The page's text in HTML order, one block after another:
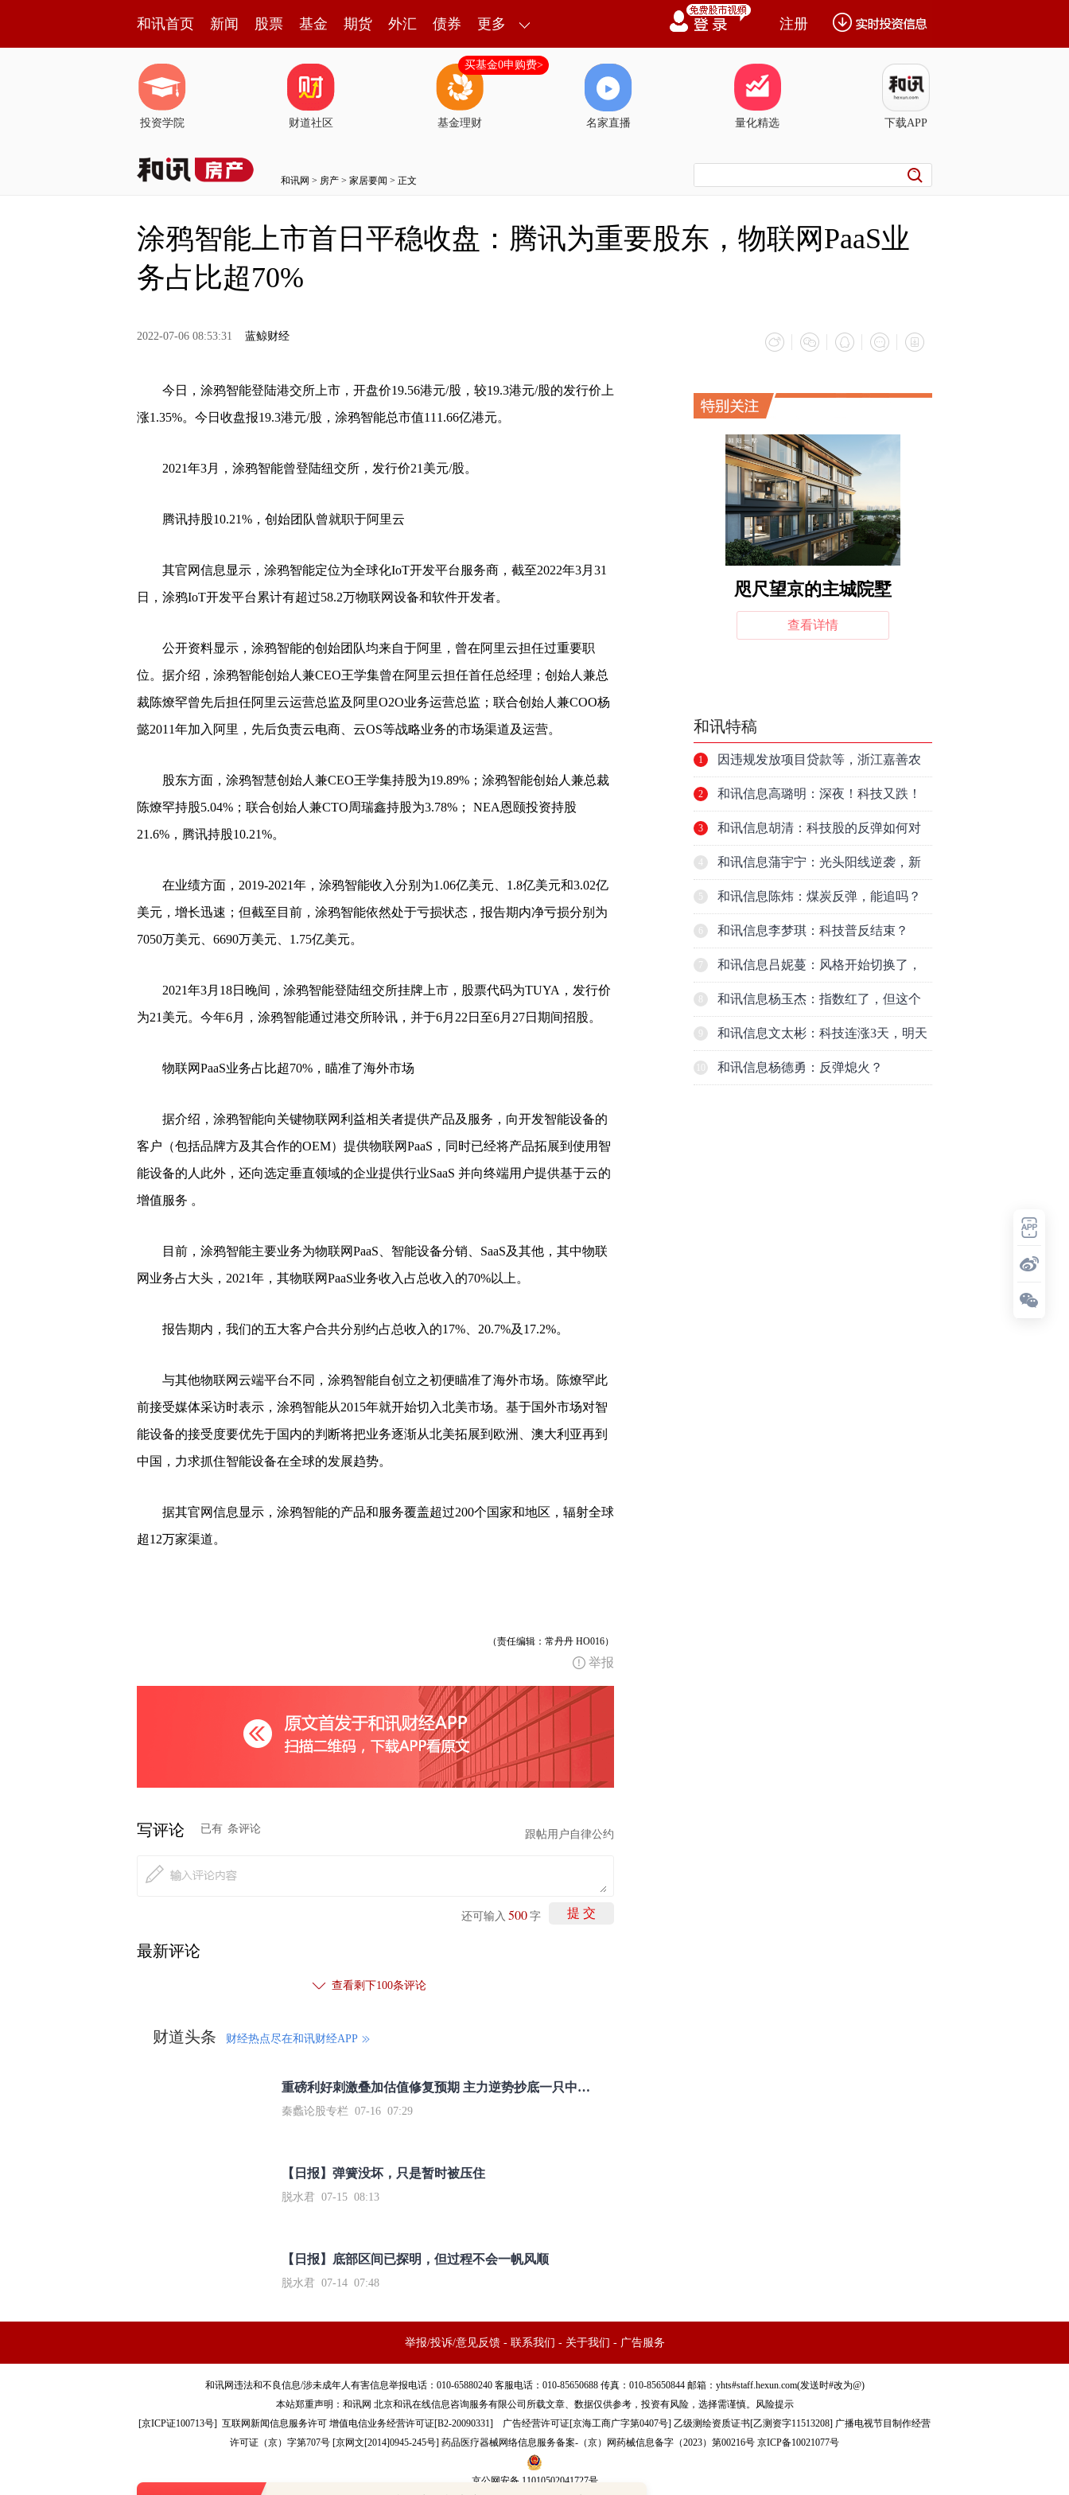
和讯首页 新闻 股票 基金 期货 外汇 债券 更多 注册
投资学院 财道社区 基金理财
买基金0申购费>
名家直播 量化精选 下载APP
和讯网 > 房产 > 家居要闻 > 正文
涂鸦智能上市首日平稳收盘：腾讯为重要股东，物联网PaaS业
务占比超70%
2022-07-06 08:53:31 蓝鲸财经
今日，涂鸦智能登陆港交所上市，开盘价19.56港元/股，较19.3港元/股的发行价上
涨1.35%。今日收盘报19.3港元/股，涂鸦智能总市值111.66亿港元。
2021年3月，涂鸦智能曾登陆纽交所，发行价21美元/股。
腾讯持股10.21%，创始团队曾就职于阿里云
其官网信息显示，涂鸦智能定位为全球化IoT开发平台服务商，截至2022年3月31
日，涂鸦IoT开发平台累计有超过58.2万物联网设备和软件开发者。
公开资料显示，涂鸦智能的创始团队均来自于阿里，曾在阿里云担任过重要职
位。据介绍，涂鸦智能创始人兼CEO王学集曾在阿里云担任首任总经理；创始人兼总
裁陈燎罕曾先后担任阿里云运营总监及阿里O2O业务运营总监；联合创始人兼COO杨
懿2011年加入阿里，先后负责云电商、云OS等战略业务的市场渠道及运营。
股东方面，涂鸦智慧创始人兼CEO王学集持股为19.89%；涂鸦智能创始人兼总裁
陈燎罕持股5.04%；联合创始人兼CTO周瑞鑫持股为3.78%； NEA恩颐投资持股
21.6%，腾讯持股10.21%。
在业绩方面，2019-2021年，涂鸦智能收入分别为1.06亿美元、1.8亿美元和3.02亿
美元，增长迅速；但截至目前，涂鸦智能依然处于亏损状态，报告期内净亏损分别为
7050万美元、6690万美元、1.75亿美元。
2021年3月18日晚间，涂鸦智能登陆纽交所挂牌上市，股票代码为TUYA，发行价
为21美元。今年6月，涂鸦智能通过港交所聆讯，并于6月22日至6月27日期间招股。
物联网PaaS业务占比超70%，瞄准了海外市场
据介绍，涂鸦智能向关键物联网利益相关者提供产品及服务，向开发智能设备的
客户（包括品牌方及其合作的OEM）提供物联网PaaS，同时已经将产品拓展到使用智
能设备的人此外，还向选定垂直领域的企业提供行业SaaS 并向终端用户提供基于云的
增值服务 。
目前，涂鸦智能主要业务为物联网PaaS、智能设备分销、SaaS及其他，其中物联
网业务占大头，2021年，其物联网PaaS业务收入占总收入的70%以上。
报告期内，我们的五大客户合共分别约占总收入的17%、20.7%及17.2%。
与其他物联网云端平台不同，涂鸦智能自创立之初便瞄准了海外市场。陈燎罕此
前接受媒体采访时表示，涂鸦智能从2015年就开始切入北美市场。基于国外市场对智
能设备的接受度要优先于国内的判断将把业务逐渐从北美拓展到欧洲、澳大利亚再到
中国，力求抓住智能设备在全球的发展趋势。
据其官网信息显示，涂鸦智能的产品和服务覆盖超过200个国家和地区，辐射全球
超12万家渠道。
（责任编辑：常丹丹 HO016）
举报
写评论 已有 条评论 跟帖用户自律公约
提 交
还可输入 500 字
最新评论
查看剩下100条评论
财道头条 财经热点尽在和讯财经APP
重磅利好刺激叠加估值修复预期 主力逆势抄底一只中药龙头股
秦蠡论股专栏 07-16 07:29
【日报】弹簧没坏，只是暂时被压住
脱水君 07-15 08:13
【日报】底部区间已探明，但过程不会一帆风顺
脱水君 07-14 07:48
和讯特稿
1 因违规发放项目贷款等，浙江嘉善农
村商业银行股份有限公司被罚款230万
元
2 和讯信息高璐明：深夜！科技又跌！
今天会跌吗？
3 和讯信息胡清：科技股的反弹如何对
待？
和讯信息蒲宇宁：光头阳线逆袭，新
主线已浮现？周五大盘怎么走？
5 和讯信息陈炜：煤炭反弹，能追吗？
八月主线看哪？
和讯信息李梦琪：科技普反结束？
7 和讯信息吕妮蔓：风格开始切换了，
周五干万注意
和讯信息杨玉杰：指数红了，但这个
信号警惕！
和讯信息文太彬：科技连涨3天，明天
会迎来分化？
和讯信息杨德勇：反弹熄火？
举报/投诉/意见反馈- 联系我们 - 关于我们 - 广告服务
和讯网违法和不良信息/涉未成年人有害信息举报电话：010-65880240 客服电话：010-85650688 传真：010-85650844 邮箱：yhts#staff.hexun.com(发送时#改为@)
本站郑重声明：和讯网 北京和讯在线信息咨询服务有限公司所载文章、数据仅供参考，投资有风险，选择需谨慎。
风险提示
[京ICP证100713号] 互联网新闻信息服务许可 增值电信业务经营许可证[B2-20090331] 广告经营许可证[京海工商广字第0407号] 乙级测绘资质证书[乙测资字11513208] 广播电视节目制作经营
许可证（京）字第707号 [京网文[2014]0945-245号] 药品医疗器械网络信息服务备案-（京）网药械信息备字（2023）第00216号 京ICP备10021077号
京公网安备 11010502041727号